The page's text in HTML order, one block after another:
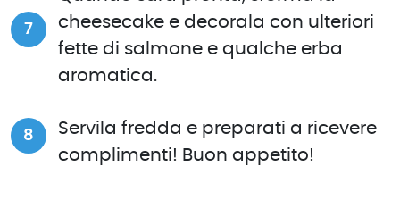
cheesecake e decorala con ulteriori
fette di salmone e qualche erba
aromatica.
Servila fredda e preparati a ricevere
complimenti! Buon appetito!